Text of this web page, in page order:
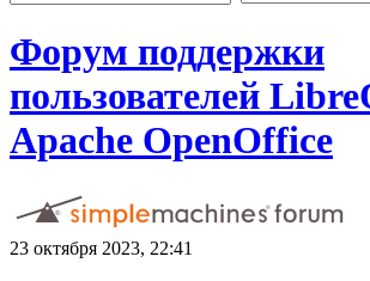
Форум поддержки
пользователей
Apache OpenOffice
23 октября 2023, 22:41